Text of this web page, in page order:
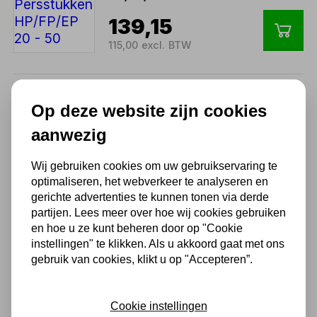
139,15
115,00 excl. BTW
persstukken 16 -100t
139,00 excl. BTW
Compac Kogellager
persstukken 16 - 25t
168,19
Op deze website zijn cookies
aanwezig
Wij gebruiken cookies om uw gebruikservaring te
optimaliseren, het webverkeer te analyseren en
gerichte advertenties te kunnen tonen via derde
partijen. Lees meer over hoe wij cookies gebruiken
en hoe u ze kunt beheren door op "Cookie
instellingen" te klikken. Als u akkoord gaat met ons
gebruik van cookies, klikt u op "Accepteren”.
Cookie instellingen